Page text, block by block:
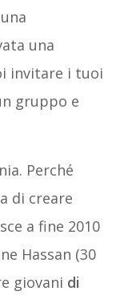
una
invitare i tuoi
gruppo e
Perché
di creare
a fine 2010
Hassan (30
giovani di